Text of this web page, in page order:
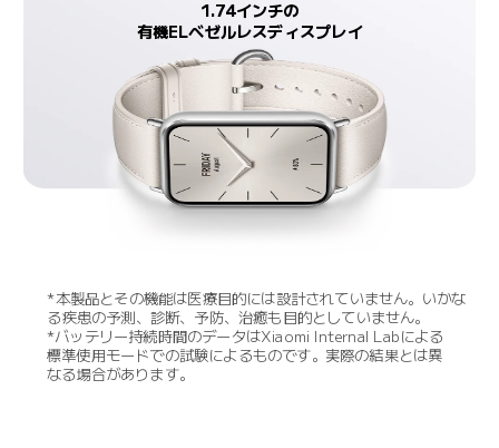
1.74インチの
有機ELベゼルレスディスプレイ
*本製品とその機能は医療目的には設計されていません。いかな
る疾患の予測、診断、予防、治癒も目的としていません。
*バッテリー持続時間のデータはXiaomi Internal Labによる
標準使用モードでの試験によるものです。実際の結果とは異
なる場合があります。